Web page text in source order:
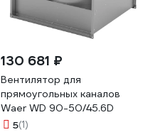
130 681 ₽
Вентилятор для
прямоугольных каналов
Waer WD 90-50/45.6D
5(1)